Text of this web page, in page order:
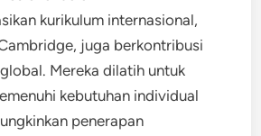
kurikulum internasional,
juga berkontribusi
Mereka dilatih untuk
kebutuhan individual
penerapan